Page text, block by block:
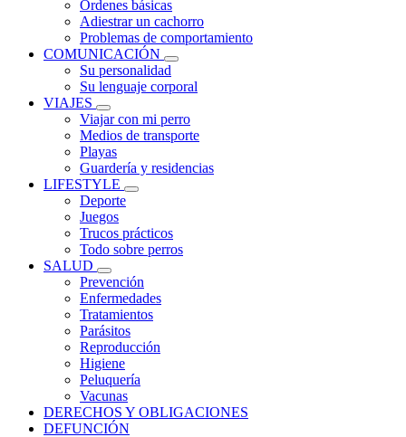
Órdenes básicas
Adiestrar un cachorro
Problemas de comportamiento
COMUNICACIÓN
Su personalidad
Su lenguaje corporal
VIAJES
Viajar con mi perro
Medios de transporte
Playas
Guardería y residencias
LIFESTYLE
Deporte
Juegos
Trucos prácticos
Todo sobre perros
SALUD
Prevención
Enfermedades
Tratamientos
Parásitos
Reproducción
Higiene
Peluquería
Vacunas
DERECHOS Y OBLIGACIONES
DEFUNCIÓN